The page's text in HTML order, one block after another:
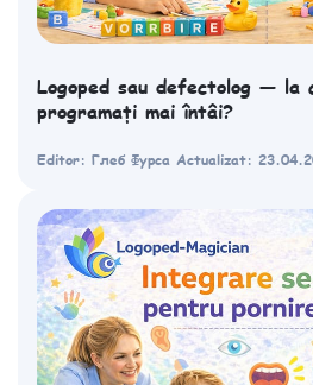
Logoped sau defectolog — la
programați mai întâi?
Editor: Глеб Фурса Actualizat: